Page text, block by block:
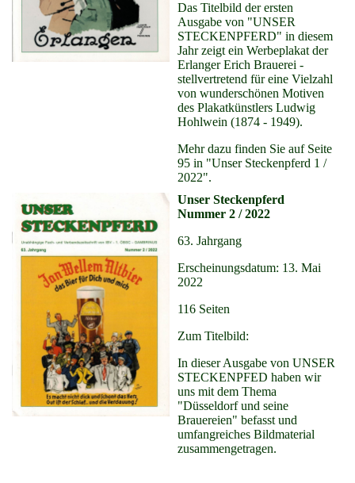
Das Titelbild der ersten
Ausgabe von "UNSER
STECKENPFERD" in diesem
Jahr zeigt ein Werbeplakat der
Erlanger Erich Brauerei -
stellvertretend für eine Vielzahl
von wunderschönen Motiven
des Plakatkünstlers Ludwig
Hohlwein (1874 - 1949).
Mehr dazu finden Sie auf Seite
95 in "Unser Steckenpferd 1 /
2022".
Unser Steckenpferd
Nummer 2 / 2022
63. Jahrgang
Erscheinungsdatum: 13. Mai
2022
116 Seiten
Zum Titelbild:
In dieser Ausgabe von UNSER
STECKENPFED haben wir
uns mit dem Thema
"Düsseldorf und seine
Brauereien" befasst und
umfangreiches Bildmaterial
zusammengetragen.